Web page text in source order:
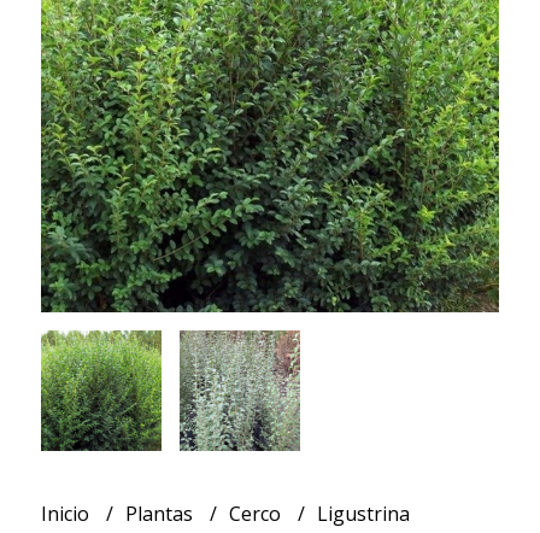
Inicio Plantas Cerco Ligustrina